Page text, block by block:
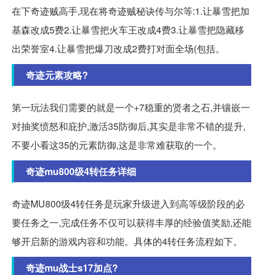
在下奇迹贼高手,现在将奇迹贼秘诀传与尔等:1.让暴雪把加
基森改成5费2.让暴雪把火车王改成4费3.让暴雪把隐藏移
出荣誉室4.让暴雪把爆刀改成2费打对面全场(包括。
奇迹元素攻略?
第一玩法我们需要的就是一个+7稳重的贤者之石,并镶嵌一
对抽奖愤怒和庇护,激活35防御后,其实是非常不错的提升,
不要小看这35的元素防御,这是非常难获取的一个。
奇迹mu800级4转任务详细
奇迹MU800级4转任务是玩家升级进入到高等级阶段的必
要任务之一,完成任务不仅可以获得丰厚的经验值奖励,还能
够开启新的游戏内容和功能。具体的4转任务流程如下。
奇迹mu战士s17加点?